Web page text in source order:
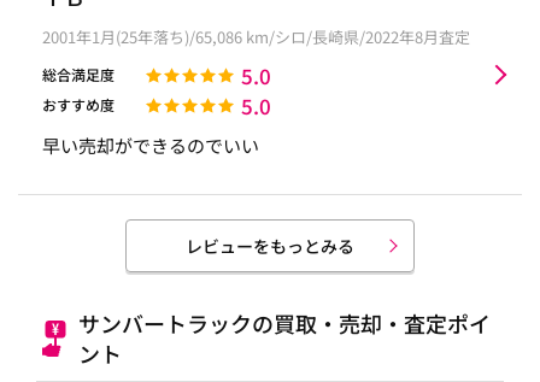
2001年1月(25年落ち)/65,086 km/シロ/長崎県/2022年8月査定
総合満足度 5.0
おすすめ度 5.0
早い売却ができるのでいい
レビューをもっとみる
サンバートラックの買取・売却・査定ポイ
ント